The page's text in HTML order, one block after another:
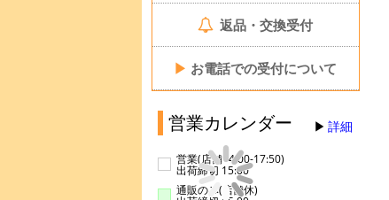
返品・交換受付
▶ お電話での受付について
営業カレンダー 詳細
営業(店舗14:00-17:50)
出荷締切 15:00
通販のみ(店舗休)